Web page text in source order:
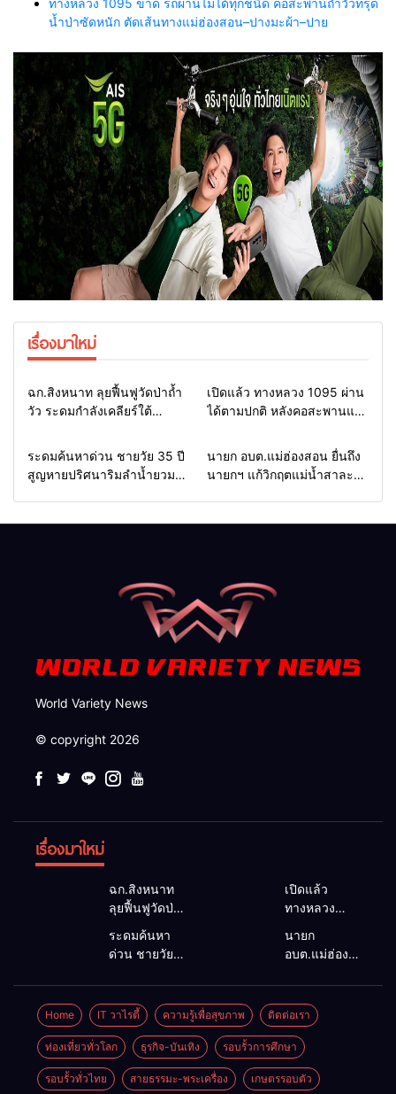
ทางหลวง 1095 ขาด รถผ่านไม่ได้ทุกชนิด คอสะพานถ้ำวัวทรุด
น้ำป่าซัดหนัก ตัดเส้นทางแม่ฮ่องสอน–ปางมะผ้า–ปาย
เรื่องมาใหม่
Home แวดวงทหาร
ฉก.สิงหนาท ลุยฟื้นฟูวัดป่าถ้ำ
วัว ระดมกำลังเคลียร์ใต้
ช่วยชาวบ้านฝ่าวิกฤตน้ำป่า
Home รอบรั้วทั่วไทย
เปิดแล้ว ทางหลวง 1095 ผ่าน
ได้ตามปกติ หลังคอสะพานแม่
แม่ฮ่องสอน สั่งเฝ้าระวัง 24
Home รอบรั้วทั่วไทย
ระดมค้นหาด่วน ชายวัย 35 ปี
สูญหายปริศนาริมลำน้ำยวม
Home รอบรั้วทั่วไทย
นายก อบต.แม่ฮ่องสอน ยื่นถึง
นายกฯ แก้วิกฤตแม่น้ำสาละ
World Variety News
© copyright 2026
เรื่องมาใหม่
ฉก.สิงหนาท
ลุยฟื้นฟูวัดป่า
ถ้ำวัว ระดม
กำลังเคลียร์
ใต้สะพาน
ซ่อมคอ
สะพาน 1095
ช่วยชาวบ้าน
ฝ่าวิกฤตน้ำป่า
หลาก
เปิดแล้ว
ทางหลวง
ตามปกติ หลัง
คอสะพานแม่
สุยะขาดจาก
น้ำป่า รองผู้
ว่าฯ
แม่ฮ่องสอน
สั่งเฝ้าระวัง
24 ชั่วโมง
ระดมค้นหา
ด่วน ชายวัย
ปริศนาริมลำ
น้ำยวม
แม่ลาน้อย
เปิดศูนย์ช่วย
เหลือ เร่ง
ค้นหาทั้งทาง
นายก
อบต.แม่ฮ่องสอน
แก้วิกฤตแม่น้ำ
สาละวินปน
เปื้อน พร้อม
ปลดล็อก
กฎหมาย
พัฒนา
Home IT วาไรตี้ ความรู้เพื่อสุขภาพ ติดต่อเรา
ท่องเที่ยวทั่วโลก ธุรกิจ-บันเทิง รอบรั้วการศึกษา
รอบรั้วทั่วไทย สายธรรมะ-พระเครื่อง เกษตรรอบตัว